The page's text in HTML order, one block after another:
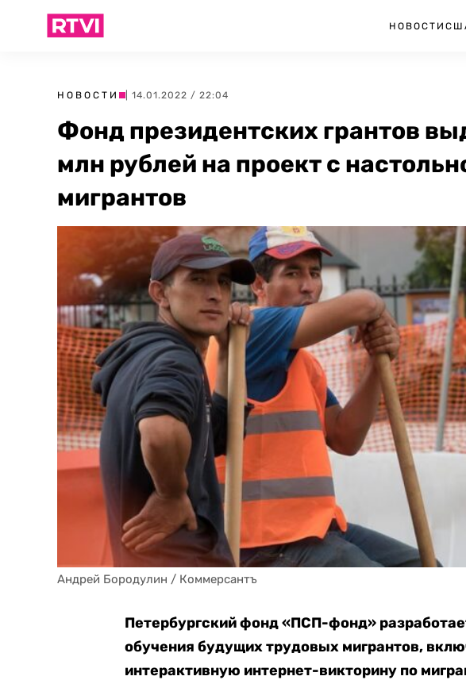
НОВОСТИ
НОВОСТИ | 14.01.2022 / 22:04
Фонд президентских грантов
млн рублей на проект с
мигрантов
Андрей Бородулин / Коммерсантъ
Петербургский фонд «ПСП-фонд»
обучения будущих трудовых мигрантов,
интерактивную интернет-викторину по